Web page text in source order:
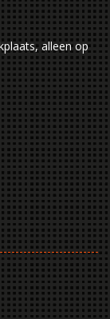
alleen op